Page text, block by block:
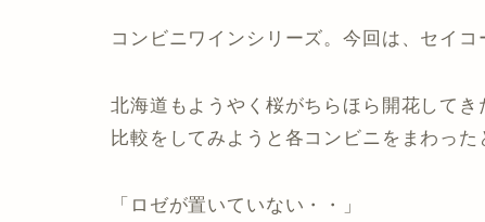
コンビニワインシリーズ。今回は、セイ
北海道もようやく桜がちらほら開花して
比較をしてみようと各コンビニをまわった
「ロゼが置いていない・・」